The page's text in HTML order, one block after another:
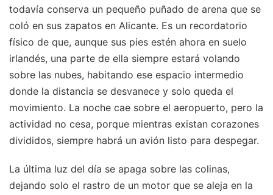
todavía conserva un pequeño puñado de arena que se
coló en sus zapatos en Alicante. Es un recordatorio
físico de que, aunque sus pies estén ahora en suelo
irlandés, una parte de ella siempre estará volando
sobre las nubes, habitando ese espacio intermedio
donde la distancia se desvanece y solo queda el
movimiento. La noche cae sobre el aeropuerto, pero la
actividad no cesa, porque mientras existan corazones
divididos, siempre habrá un avión listo para despegar.
La última luz del día se apaga sobre las colinas,
dejando solo el rastro de un motor que se aleja en la